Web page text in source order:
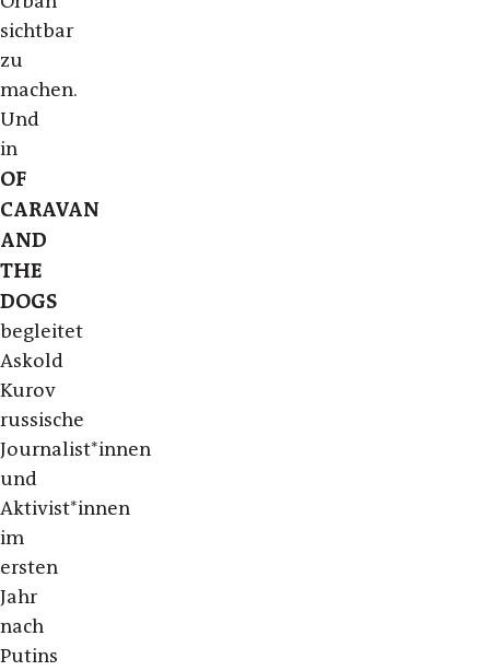
sichtbar
zu
machen.
Und
in
OF
CARAVAN
AND
THE
DOGS
begleitet
Askold
Kurov
russische
Journalist*innen
und
Aktivist*innen
im
ersten
Jahr
nach
Putins